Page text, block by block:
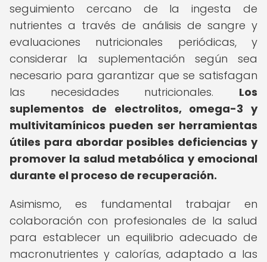
seguimiento cercano de la ingesta de
nutrientes a través de análisis de sangre y
evaluaciones nutricionales periódicas, y
considerar la suplementación según sea
necesario para garantizar que se satisfagan
las necesidades nutricionales. Los
suplementos de electrolitos, omega-3 y
multivitamínicos pueden ser herramientas
útiles para abordar posibles deficiencias y
promover la salud metabólica y emocional
durante el proceso de recuperación.
Asimismo, es fundamental trabajar en
colaboración con profesionales de la salud
para establecer un equilibrio adecuado de
macronutrientes y calorías, adaptado a las